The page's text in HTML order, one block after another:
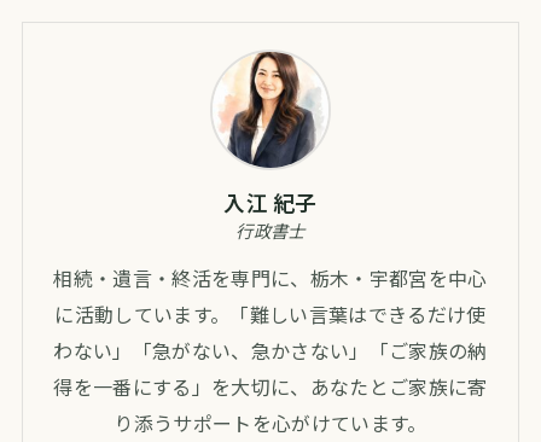
入江 紀子
行政書士
相続・遺言・終活を専門に、栃木・宇都宮を中心
に活動しています。「難しい言葉はできるだけ使
わない」「急がない、急かさない」「ご家族の納
得を一番にする」を大切に、あなたとご家族に寄
り添うサポートを心がけています。